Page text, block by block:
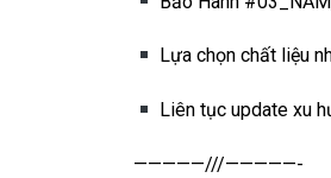
Lựa chọn chất liệu
Liên tục update xu
—————///—————-